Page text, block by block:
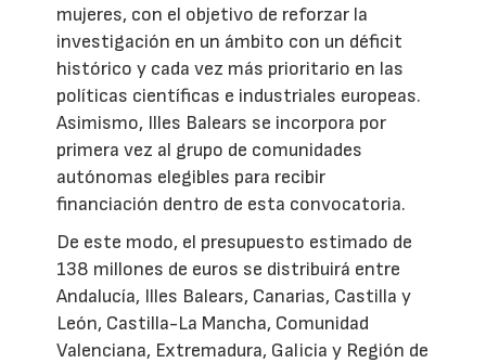
mujeres, con el objetivo de reforzar la
investigación en un ámbito con un déficit
histórico y cada vez más prioritario en las
políticas científicas e industriales europeas.
Asimismo, Illes Balears se incorpora por
primera vez al grupo de comunidades
autónomas elegibles para recibir
financiación dentro de esta convocatoria.
De este modo, el presupuesto estimado de
138 millones de euros se distribuirá entre
Andalucía, Illes Balears, Canarias, Castilla y
León, Castilla-La Mancha, Comunidad
Valenciana, Extremadura, Galicia y Región de